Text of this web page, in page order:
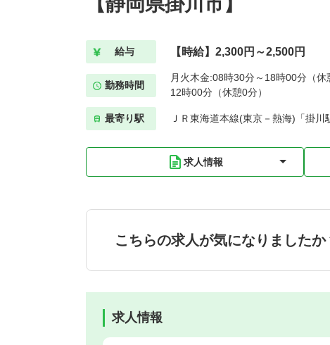
給与 【時給】2,300円～2,500円
勤務時間
月火木金:08時30分～18時00分（
12時00分（休憩0分）
最寄り駅 ＪＲ東海道本線(東京－熱海)「掛川
求人情報
こちらの求人が気になりましたか
求人情報